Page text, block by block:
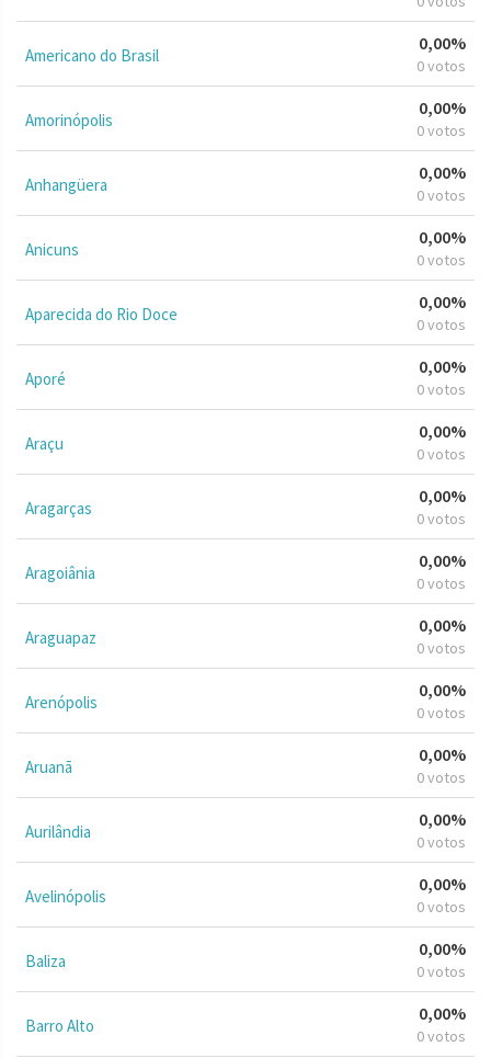
Americano do Brasil
0,00%
0 votos
Amorinópolis
0,00%
0 votos
Anhangüera
0,00%
0 votos
Anicuns
0,00%
0 votos
Aparecida do Rio Doce
0,00%
0 votos
Aporé
0,00%
0 votos
Araçu
0,00%
0 votos
Aragarças
0,00%
0 votos
Aragoiânia
0,00%
0 votos
Araguapaz
0,00%
0 votos
Arenópolis
0,00%
0 votos
Aruanã
0,00%
0 votos
Aurilândia
0,00%
0 votos
Avelinópolis
0,00%
0 votos
Baliza
0,00%
0 votos
Barro Alto
0,00%
0 votos